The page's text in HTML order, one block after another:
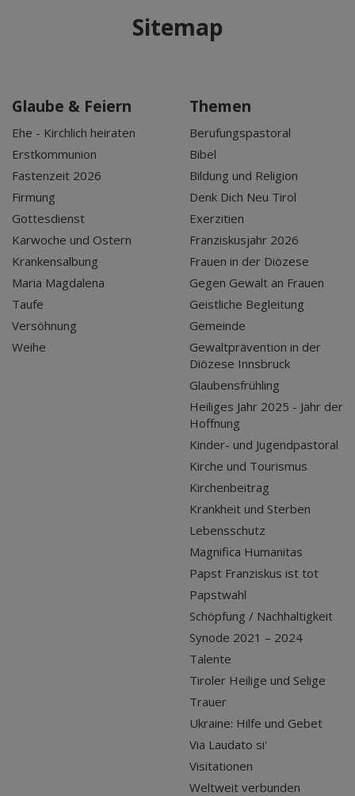
Sitemap
Glaube & Feiern
Ehe - Kirchlich heiraten
Erstkommunion
Fastenzeit 2026
Firmung
Gottesdienst
Karwoche und Ostern
Krankensalbung
Maria Magdalena
Taufe
Versöhnung
Weihe
Themen
Berufungspastoral
Bibel
Bildung und Religion
Denk Dich Neu Tirol
Exerzitien
Franziskusjahr 2026
Frauen in der Diözese
Gegen Gewalt an Frauen
Geistliche Begleitung
Gemeinde
Gewaltprävention in der
Diözese Innsbruck
Glaubensfrühling
Heiliges Jahr 2025 - Jahr der
Hoffnung
Kinder- und Jugendpastoral
Kirche und Tourismus
Kirchenbeitrag
Krankheit und Sterben
Lebensschutz
Magnifica Humanitas
Papst Franziskus ist tot
Papstwahl
Schöpfung / Nachhaltigkeit
Synode 2021 – 2024
Talente
Tiroler Heilige und Selige
Trauer
Ukraine: Hilfe und Gebet
Via Laudato si'
Visitationen
Weltweit verbunden